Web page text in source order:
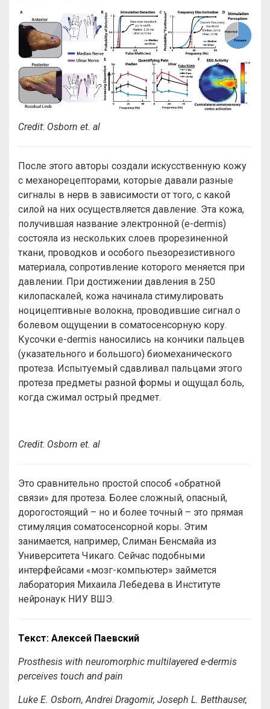
Credit: Osborn et. al
После этого авторы создали искусственную кожу
с механорецепторами, которые давали разные
сигналы в нерв в зависимости от того, с какой
силой на них осуществляется давление. Эта кожа,
получившая название электронной (e-dermis)
состояла из нескольких слоев прорезиненной
ткани, проводков и особого пьезорезистивного
материала, сопротивление которого меняется при
давлении. При достижении давления в 250
килопаскалей, кожа начинала стимулировать
ноцицептивные волокна, проводившие сигнал о
болевом ощущении в соматосенсорную кору.
Кусочки e-dermis наносились на кончики пальцев
(указательного и большого) биомеханического
протеза. Испытуемый сдавливал пальцами этого
протеза предметы разной формы и ощущал боль,
когда сжимал острый предмет.
Credit: Osborn et. al
Это сравнительно простой способ «обратной
связи» для протеза. Более сложный, опасный,
дорогостоящий – но и более точный – это прямая
стимуляция соматосенсорной коры. Этим
занимается, например, Слиман Бенсмайа из
Университета Чикаго. Сейчас подобными
интерфейсами «мозг-компьютер» займется
лаборатория Михаила Лебедева в Институте
нейронаук НИУ ВШЭ.
Текст: Алексей Паевский
Prosthesis with neuromorphic multilayered e-dermis
perceives touch and pain
Luke E. Osborn, Andrei Dragomir, Joseph L. Betthauser,